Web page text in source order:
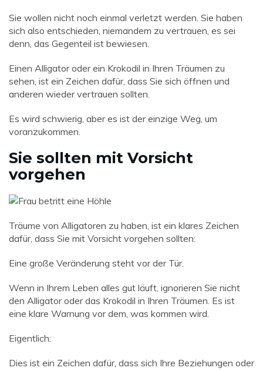
Sie wollen nicht noch einmal verletzt werden. Sie haben
sich also entschieden, niemandem zu vertrauen, es sei
denn, das Gegenteil ist bewiesen.
Einen Alligator oder ein Krokodil in Ihren Träumen zu
sehen, ist ein Zeichen dafür, dass Sie sich öffnen und
anderen wieder vertrauen sollten.
Es wird schwierig, aber es ist der einzige Weg, um
voranzukommen.
Sie sollten mit Vorsicht
vorgehen
Träume von Alligatoren zu haben, ist ein klares Zeichen
dafür, dass Sie mit Vorsicht vorgehen sollten:
Eine große Veränderung steht vor der Tür.
Wenn in Ihrem Leben alles gut läuft, ignorieren Sie nicht
den Alligator oder das Krokodil in Ihren Träumen. Es ist
eine klare Warnung vor dem, was kommen wird.
Eigentlich:
Dies ist ein Zeichen dafür, dass sich Ihre Beziehungen oder